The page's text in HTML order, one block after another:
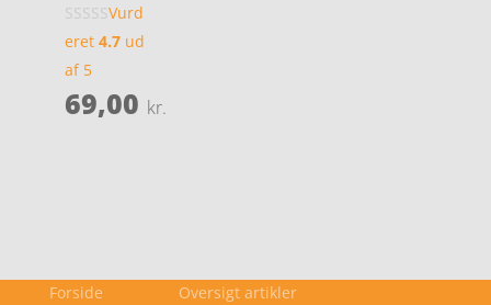
Vurd
eret 4.7ud
af 5
69,00 kr.
Forside
Oversigt artikler